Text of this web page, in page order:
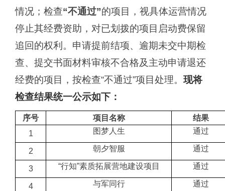
情况；检查“不通过”的项目，视具体运营情况
停止其经费资助，对已划拨的项目启动费保留
追回的权利。 申请提前结项、逾期未交中期检
查、提交书面材料审核不合格及主动申请退还
经费的项目，按检查“不通过”项目处理。 现将
检查结果统一公示如下：
序号 项目名称
结果
1
图梦人生 通过
2 朝夕智服 通过
3 “行知”素质拓展营地建设项目 通过
4 与军同行 通过